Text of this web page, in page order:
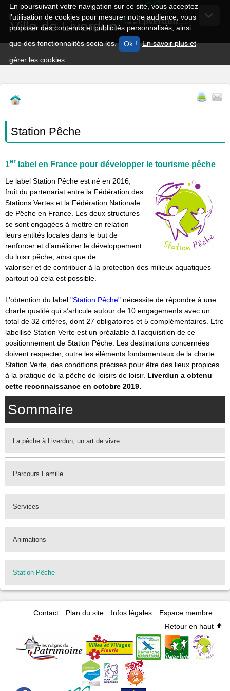
En poursuivant votre navigation sur ce site, vous acceptez
l’utilisation de cookies pour mesurer notre audience, vous
proposer des contenus et publicités personnalisés, ainsi
que des fonctionnalités socia les.
En savoir plus et
gérer les cookies
Ville de Liverdun
Station Pêche
1er label en France pour développer le tourisme pêche
Le label Station Pêche est né en 2016,
fruit du partenariat entre la Fédération des
Stations Vertes et la Fédération Nationale
de Pêche en France. Les deux structures
se sont engagées à mettre en relation
leurs entités locales dans le but de
renforcer et d’améliorer le développement
du loisir pêche, ainsi que de
valoriser et de contribuer à la protection des milieux aquatiques
partout où cela est possible.
L’obtention du label "Station Pêche" nécessite de répondre à une
charte qualité qui s’articule autour de 10 engagements avec un
total de 32 critères, dont 27 obligatoires et 5 complémentaires. Etre
labellisé Station Verte est un préalable à l’acquisition de ce
positionnement de Station Pêche. Les destinations concernées
doivent respecter, outre les éléments fondamentaux de la charte
Station Verte, des conditions précises pour être des lieux propices
à la pratique de la pêche de loisirs de loisir. Liverdun a obtenu
cette reconnaissance en octobre 2019.
Sommaire
La pêche à Liverdun, un art de vivre
Parcours Famille
Services
Animations
Station Pêche
Contact Plan du site Infos légales
Espace membre
Retour en haut